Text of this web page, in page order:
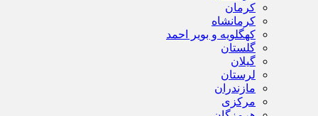
کرمان
کرمانشاه
کهگلویه و بویر احمد
گلستان
گیلان
لرستان
مازندران
مرکزی